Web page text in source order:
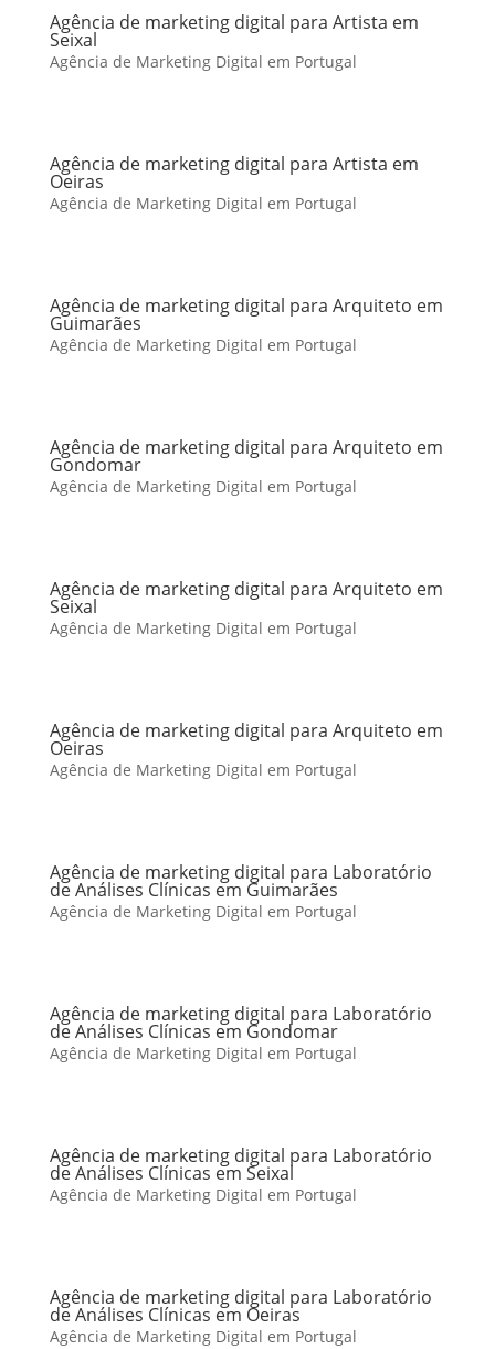
Agência de marketing digital para Artista em
Seixal
Agência de Marketing Digital em Portugal
Agência de marketing digital para Artista em
Oeiras
Agência de Marketing Digital em Portugal
Agência de marketing digital para Arquiteto em
Guimarães
Agência de Marketing Digital em Portugal
Agência de marketing digital para Arquiteto em
Gondomar
Agência de Marketing Digital em Portugal
Agência de marketing digital para Arquiteto em
Seixal
Agência de Marketing Digital em Portugal
Agência de marketing digital para Arquiteto em
Oeiras
Agência de Marketing Digital em Portugal
Agência de marketing digital para Laboratório
de Análises Clínicas em Guimarães
Agência de Marketing Digital em Portugal
Agência de marketing digital para Laboratório
de Análises Clínicas em Gondomar
Agência de Marketing Digital em Portugal
Agência de marketing digital para Laboratório
de Análises Clínicas em Seixal
Agência de Marketing Digital em Portugal
Agência de marketing digital para Laboratório
de Análises Clínicas em Oeiras
Agência de Marketing Digital em Portugal